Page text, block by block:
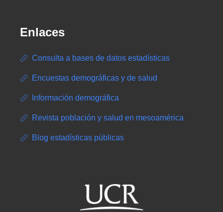
Enlaces
Consulta a bases de datos estadísticas
Encuestas demográficas y de salud
Información demográfica
Revista población y salud en mesoamérica
Blog estadísticas públicas